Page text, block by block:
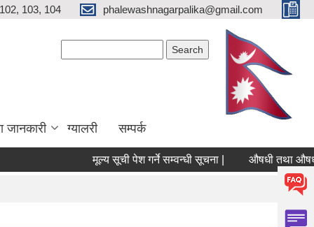
103, 104 phalewashnagarpalika@gmail.com
जानकारी ग्यालरी सम्पर्क
मूल्य सूची पेश गर्ने सम्वन्धी सूचना | औषधी तथा